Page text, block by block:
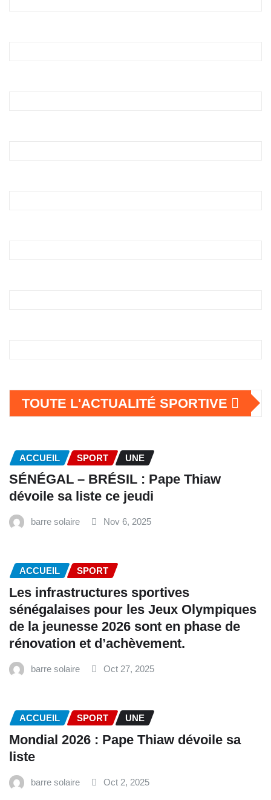
TOUTE L'ACTUALITÉ SPORTIVE
ACCUEIL SPORT UNE
SÉNÉGAL – BRÉSIL : Pape Thiaw
dévoile sa liste ce jeudi
barre solaire Nov 6, 2025
ACCUEIL SPORT
Les infrastructures sportives
sénégalaises pour les Jeux Olympiques
de la jeunesse 2026 sont en phase de
rénovation et d’achèvement.
barre solaire Oct 27, 2025
ACCUEIL SPORT UNE
Mondial 2026 : Pape Thiaw dévoile sa
liste
barre solaire Oct 2, 2025